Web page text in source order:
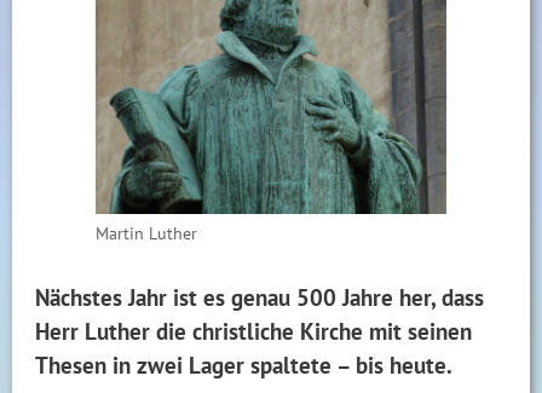
Martin Luther
Nächstes Jahr ist es genau 500 Jahre her, dass
Herr Luther die christliche Kirche mit seinen
Thesen in zwei Lager spaltete – bis heute.